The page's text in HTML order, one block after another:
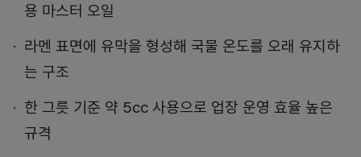
용 마스터 오일
라멘 표면에 유막을 형성해 국물 온도를 오래 유지하
는 구조
한 그릇 기준 약 5cc 사용으로 업장 운영 효율 높은
규격